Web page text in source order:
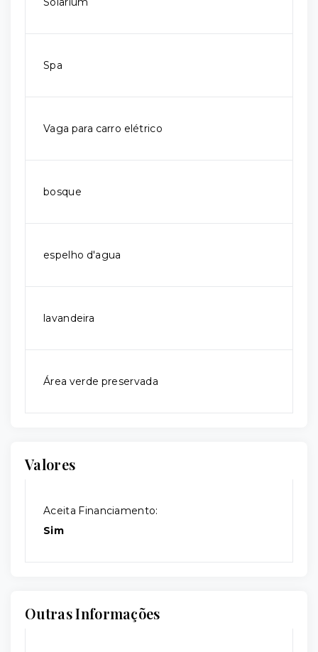
Spa
Vaga para carro elétrico
bosque
espelho d'agua
lavandeira
Área verde preservada
Valores
Aceita Financiamento:
Sim
Outras Informações